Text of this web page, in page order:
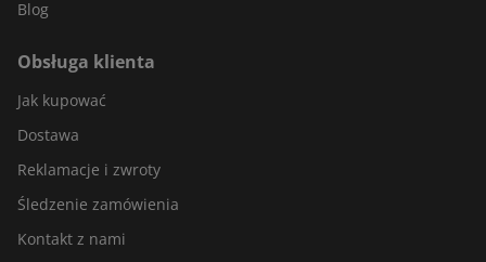
Blog
Obsługa klienta
Jak kupować
Dostawa
Reklamacje i zwroty
Śledzenie zamówienia
Kontakt z nami